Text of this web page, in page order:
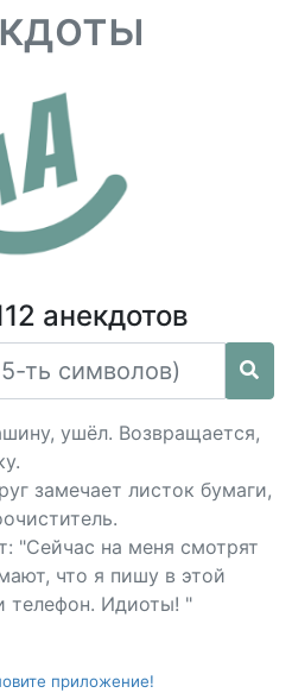
анекдотов
ушёл. Возвращается,
замечает листок бумаги,
"Сейчас на меня смотрят
что я пишу в этой
телефон. Идиоты! "
приложение!